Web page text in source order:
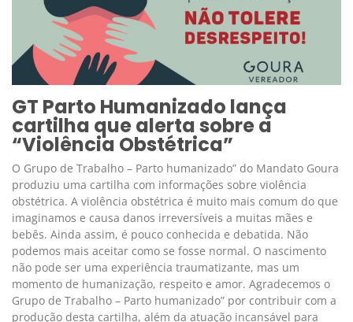
GT Parto Humanizado lança
cartilha que alerta sobre a
“Violência Obstétrica”
O Grupo de Trabalho – Parto humanizado” do Mandato Goura
produziu uma cartilha com informações sobre violência
obstétrica. A violência obstétrica é muito mais comum do que
imaginamos e causa danos irreversíveis a muitas mães e
bebês. Ainda assim, é pouco conhecida e debatida. Não
podemos mais aceitar como se fosse normal. O nascimento
não pode ser uma experiência traumatizante, mas um
momento de humanização, respeito e amor. Agradecemos o
Grupo de Trabalho – Parto humanizado” por contribuir com a
produção desta cartilha, além da atuação incansável para